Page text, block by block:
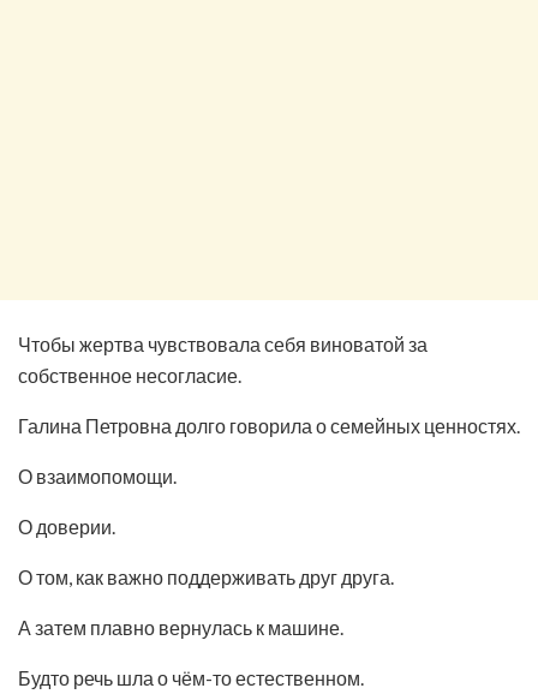
Чтобы жертва чувствовала себя виноватой за
собственное несогласие.
Галина Петровна долго говорила о семейных ценностях.
О взаимопомощи.
О доверии.
О том, как важно поддерживать друг друга.
А затем плавно вернулась к машине.
Будто речь шла о чём-то естественном.